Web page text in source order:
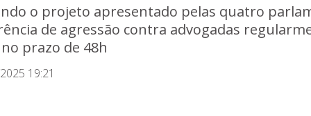
o projeto apresentado pelas quatro
de agressão contra advogadas
prazo de 48h
19:21